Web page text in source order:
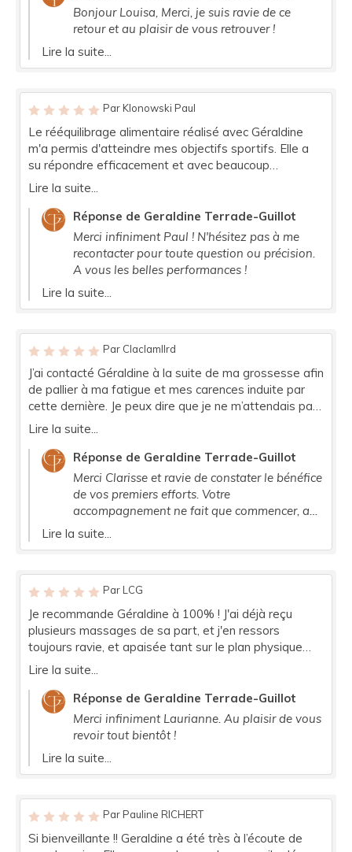
Bonjour Louisa, Merci, je suis ravie de ce
retour et au plaisir de vous retrouver !
Lire la suite...
Par Klonowski Paul
Le rééquilibrage alimentaire réalisé avec Géraldine
m'a permis d'atteindre mes objectifs sportifs. Elle a
su répondre efficacement et avec beaucoup
d'expertise à l'ensemble de mes contraintes. Son
Lire la suite...
Réponse de Geraldine Terrade-Guillot
Merci infiniment Paul ! N'hésitez pas à me
recontacter pour toute question ou précision.
A vous les belles performances !
Lire la suite...
Par Claclamllrd
J’ai contacté Géraldine à la suite de ma grossesse afin
de pallier à ma fatigue et mes carences induite par
cette dernière. Je peux dire que je ne m’attendais pas
à me sentir si bien après la complémentation
je me sens bien mieux dans mon corps. Nous venons
d’attaquer ensemble mon rééquilibrage alimentaire
afin que je puisse perdre les quelques kilos qu’il me
reste et ça commence déjà à porter ses fruits ! Vous
pouvez y aller les yeux fermées ! Faites lui confiance,
elle vous fera un bien fou ! Encore merci Géraldine.
Lire la suite...
Réponse de Geraldine Terrade-Guillot
Merci Clarisse et ravie de constater le bénéfice
de vos premiers efforts. Votre
accompagnement ne fait que commencer, au
plaisir de vous retrouver tout bientôt et Bravo
Lire la suite...
Par LCG
Je recommande Géraldine à 100% ! J'ai déjà reçu
plusieurs massages de sa part, et j'en ressors
toujours ravie, et apaisée tant sur le plan physique
qu'émotionnel. Geraldine est très à l'écoute et
quelques petits conseils sur la partie alimentation ou
hygiène de vie après les massages, et cela m'apporte
un mieux être précieux dans mon quotidien
Lire la suite...
Réponse de Geraldine Terrade-Guillot
Merci infiniment Laurianne. Au plaisir de vous
revoir tout bientôt !
Lire la suite...
Par Pauline RICHERT
Si bienveillante !! Geraldine a été très à l’écoute de